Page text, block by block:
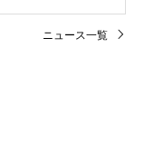
ニュース一覧